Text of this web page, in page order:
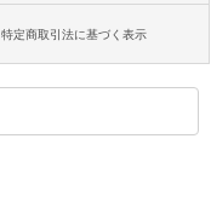
特定商取引法に基づく表示